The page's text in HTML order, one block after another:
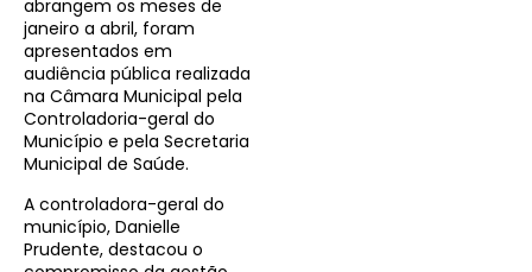
abrangem os meses de
janeiro a abril, foram
apresentados em
audiência pública realizada
na Câmara Municipal pela
Controladoria-geral do
Município e pela Secretaria
Municipal de Saúde.
A controladora-geral do
município, Danielle
Prudente, destacou o